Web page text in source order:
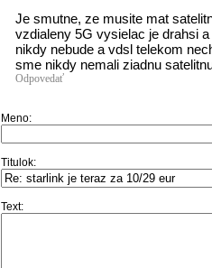
Je smutne, ze musite mat
vzdialeny 5G vysielac je drahsi
nikdy nebude a vdsl telekom
sme nikdy nemali ziadnu
Odpovedať
Meno:
Titulok:
Text: